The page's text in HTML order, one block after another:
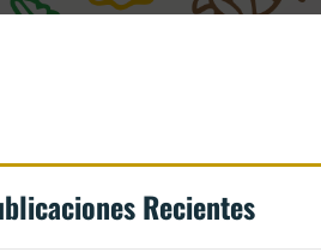
Recientes